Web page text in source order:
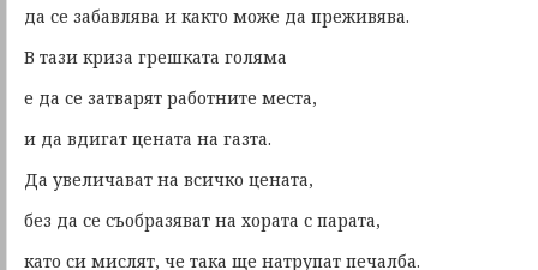
да се забавлява и както може да преживява.
В тази криза грешката голяма
е да се затварят работните места,
и да вдигат цената на газта.
Да увеличават на всичко цената,
без да се съобразяват на хората с парата,
като си мислят, че така ще натрупат печалба.